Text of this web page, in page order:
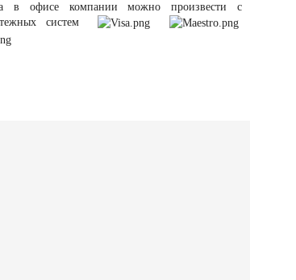
в офисе компании можно произвести с
систем